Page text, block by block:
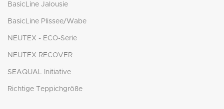
BasicLine Jalousie
BasicLine Plissee/Wabe
NEUTEX - ECO-Serie
NEUTEX RECOVER
SEAQUAL Initiative
Richtige Teppichgröße